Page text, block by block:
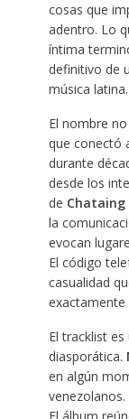
cosas que
adentro. Lo
íntima
definitivo de
música latina.
El nombre
que conectó
durante
desde los
de Chataing
la
evocan
El código
casualidad
exactamente
El tracklist
diasporática.
en algún